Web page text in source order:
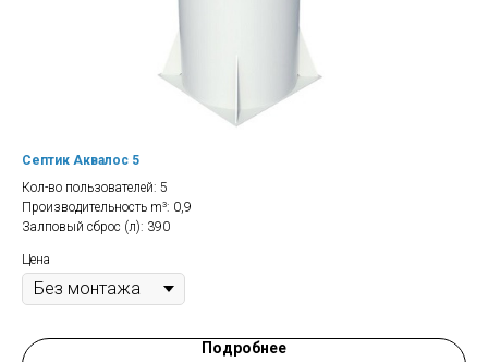
Септик Аквалос 5
Кол-во пользователей: 5
Производительность m³: 0,9
Залповый сброс (л): 390
Цена
Подробнее